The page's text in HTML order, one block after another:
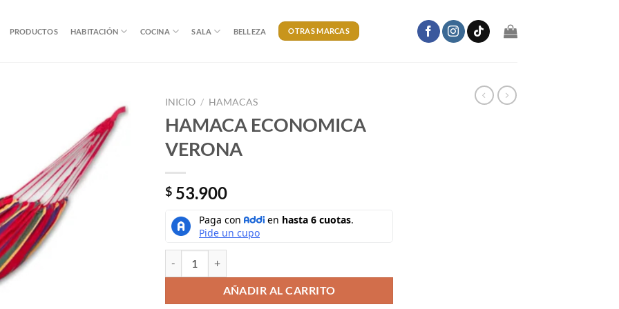
PRODUCTOS HABITACIÓN COCINA SALA BELLEZA OTRAS MARCAS
INICIO / HAMACAS
HAMACA ECONOMICA
VERONA
$ 53.900
AÑADIR AL CARRITO